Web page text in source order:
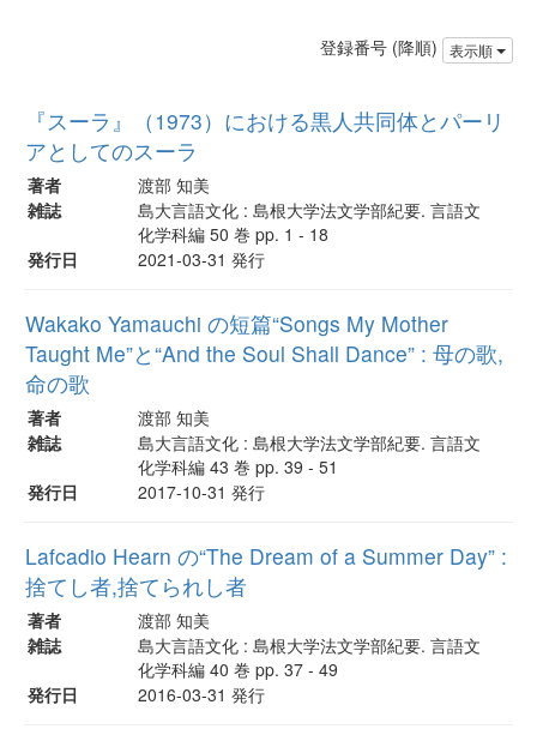
登録番号 (降順) 表示順
『スーラ』（1973）における黒人共同体とパーリ
アとしてのスーラ
著者
渡部 知美
雑誌
島大言語文化 : 島根大学法文学部紀要. 言語文
化学科編 50 巻 pp. 1 - 18
発行日
2021-03-31 発行
Wakako Yamauchi の短篇“Songs My Mother
Taught Me”と“And the Soul Shall Dance” : 母の歌,
命の歌
著者
渡部 知美
雑誌
島大言語文化 : 島根大学法文学部紀要. 言語文
化学科編 43 巻 pp. 39 - 51
発行日
2017-10-31 発行
Lafcadio Hearn の“The Dream of a Summer Day” :
捨てし者,捨てられし者
著者
渡部 知美
雑誌
島大言語文化 : 島根大学法文学部紀要. 言語文
化学科編 40 巻 pp. 37 - 49
発行日
2016-03-31 発行